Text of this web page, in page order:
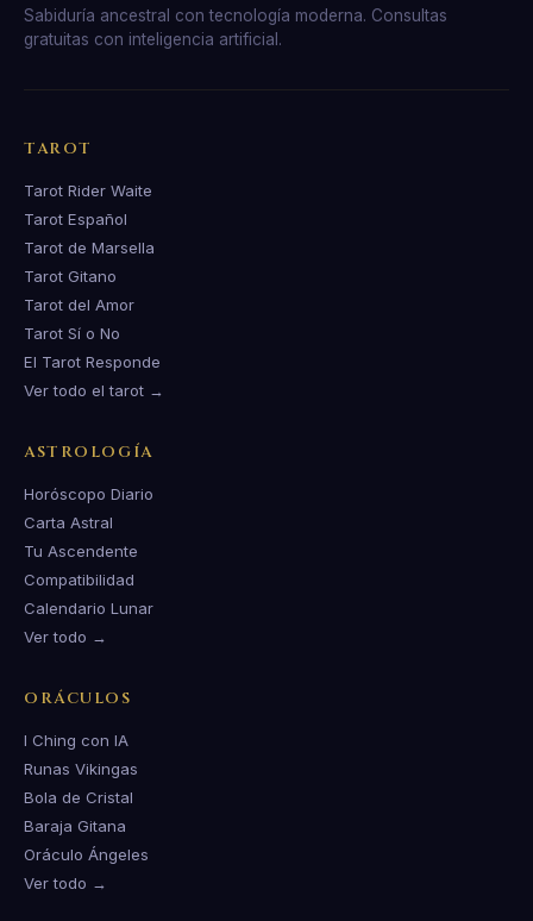
Sabiduría ancestral con tecnología moderna. Consultas
gratuitas con inteligencia artificial.
TAROT
Tarot Rider Waite
Tarot Español
Tarot de Marsella
Tarot Gitano
Tarot del Amor
Tarot Sí o No
El Tarot Responde
Ver todo el tarot →
ASTROLOGÍA
Horóscopo Diario
Carta Astral
Tu Ascendente
Compatibilidad
Calendario Lunar
Ver todo →
ORÁCULOS
I Ching con IA
Runas Vikingas
Bola de Cristal
Baraja Gitana
Oráculo Ángeles
Ver todo →